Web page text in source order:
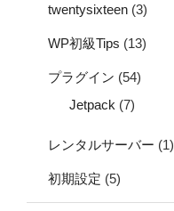
twentysixteen (3)
WP初級Tips (13)
プラグイン (54)
Jetpack (7)
レンタルサーバー (1)
初期設定 (5)